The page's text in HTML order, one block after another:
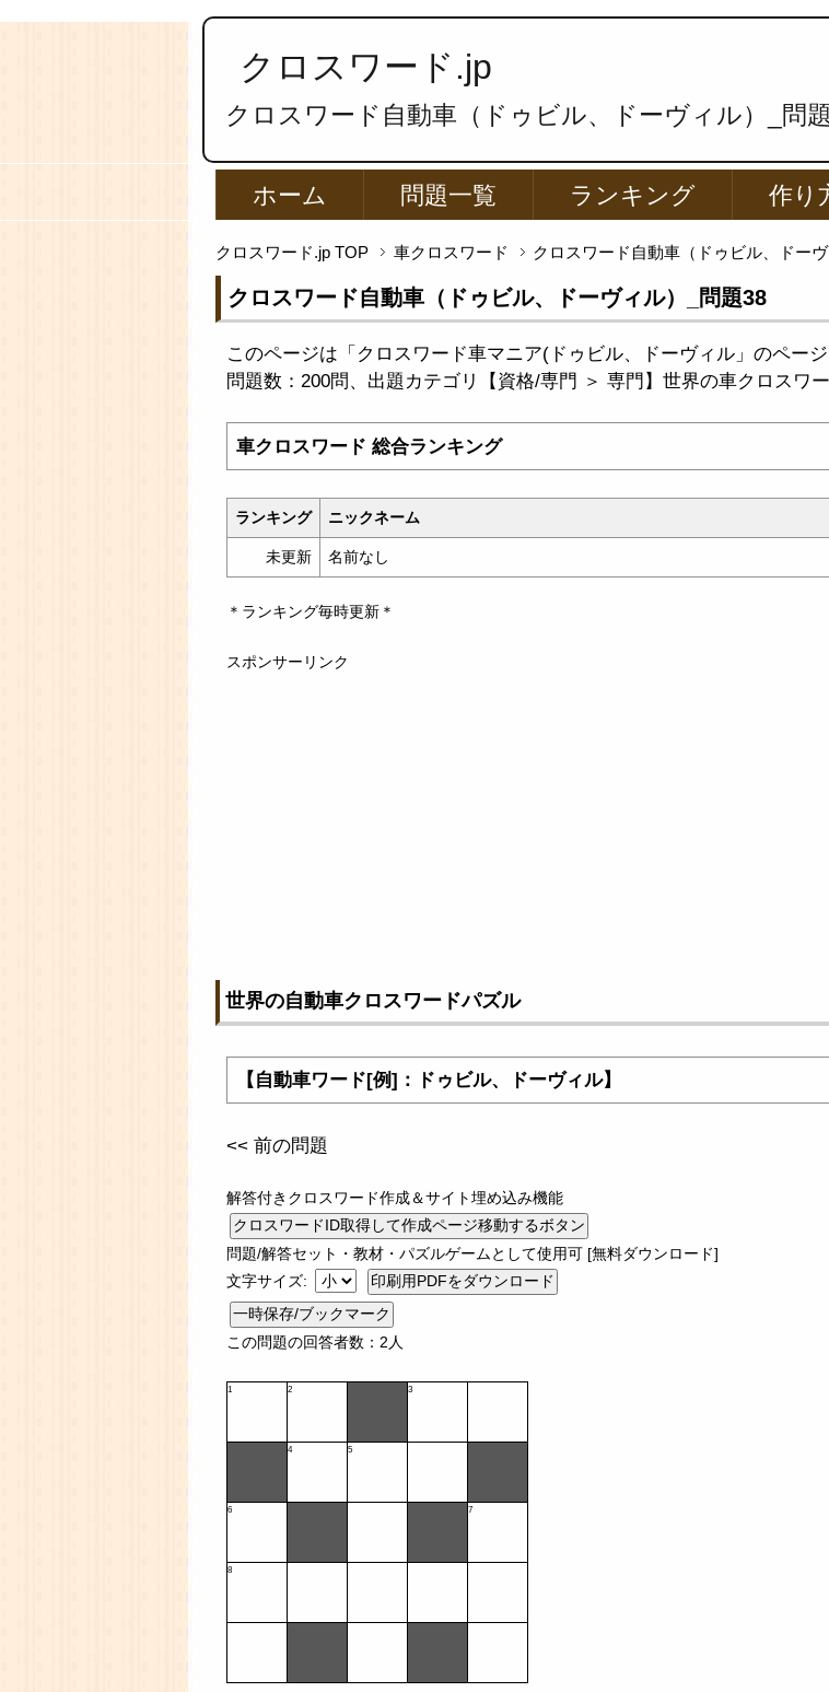
クロスワード.jp
クロスワード自動車（ドゥビル、ドーヴィル）_問
ホーム 問題一覧 ランキング 作り
クロスワード.jp TOP 車クロスワード クロスワード自動車（ドゥビル、ドー
クロスワード自動車（ドゥビル、ドーヴィル）_問題38
このページは「クロスワード車マニア(ドゥビル、ドーヴィル」のページ
問題数：200問、出題カテゴリ【資格/専門 ＞ 専門】世界の車クロスワ
車クロスワード 総合ランキング
ランキング ニックネーム
未更新 名前なし
＊ランキング毎時更新＊
スポンサーリンク
世界の自動車クロスワードパズル
【自動車ワード[例]：ドゥビル、ドーヴィル】
<< 前の問題
解答付きクロスワード作成＆サイト埋め込み機能
問題/解答セット・教材・パズルゲームとして使用可 [無料ダウンロード]
文字サイズ:
一時保存/ブックマーク
この問題の回答者数：2人
1 2 3
4 5
6 7
8